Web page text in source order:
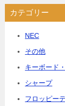
カテゴリー
NEC
その他
キーボード
シャープ
フロッピー